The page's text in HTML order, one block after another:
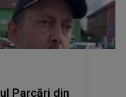
Parcări din